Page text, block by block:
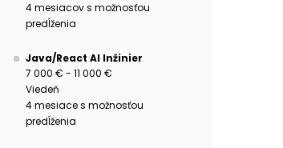
4 mesiacov s možnosťou
predĺženia
Java/React AI Inžinier
7 000 € - 11 000 €
Viedeň
4 mesiace s možnosťou
predĺženia